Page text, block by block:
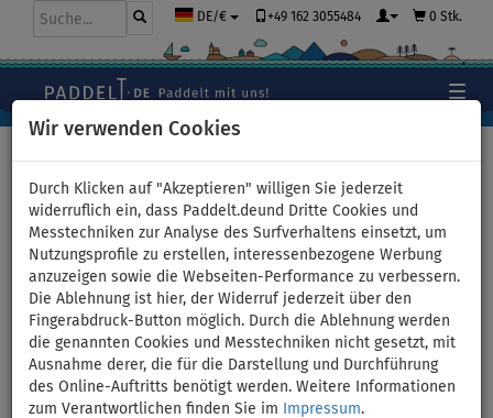
Wir verwenden Cookies
Durch Klicken auf "Akzeptieren" willigen Sie jederzeit
widerruflich ein, dass Paddelt.deund Dritte Cookies und
Messtechniken zur Analyse des Surfverhaltens einsetzt, um
Nutzungsprofile zu erstellen, interessenbezogene Werbung
anzuzeigen sowie die Webseiten-Performance zu verbessern.
Die Ablehnung ist hier, der Widerruf jederzeit über den
Fingerabdruck-Button möglich. Durch die Ablehnung werden
die genannten Cookies und Messtechniken nicht gesetzt, mit
Ausnahme derer, die für die Darstellung und Durchführung
des Online-Auftritts benötigt werden. Weitere Informationen
zum Verantwortlichen finden Sie im
Impressum.
DE/€ +49 162 3055484 0 Stk.
Leggins Damen ¾
PADDLEBOARDING BLACK -
Größe: 44
BIS
-8 %